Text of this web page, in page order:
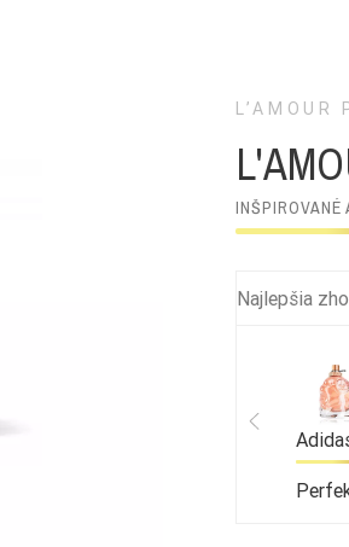
L’AMOUR
INŠPIROVANÉ
Najlepšia